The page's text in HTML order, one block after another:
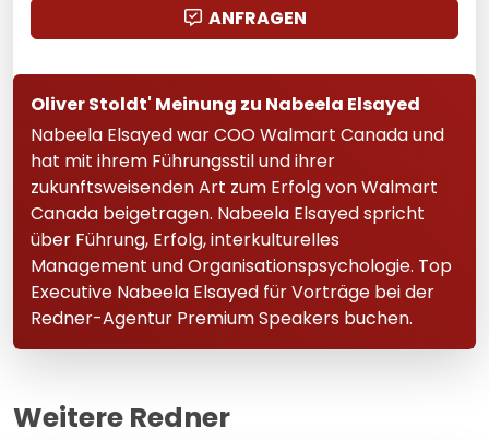
ANFRAGEN
Oliver Stoldt' Meinung zu Nabeela Elsayed
Nabeela Elsayed war COO Walmart Canada und
hat mit ihrem Führungsstil und ihrer
zukunftsweisenden Art zum Erfolg von Walmart
Canada beigetragen. Nabeela Elsayed spricht
über Führung, Erfolg, interkulturelles
Management und Organisationspsychologie. Top
Executive Nabeela Elsayed für Vorträge bei der
Redner-Agentur Premium Speakers buchen.
Weitere Redner